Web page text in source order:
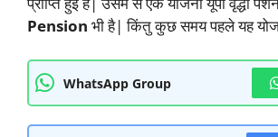
Pension भी है| किंतु कुछ समय पहले यह
WhatsApp Group